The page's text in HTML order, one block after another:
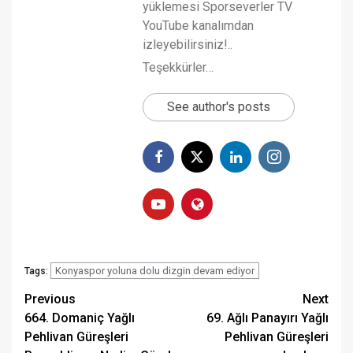
yüklemesi Sporseverler TV
YouTube kanalımdan
izleyebilirsiniz!..
Teşekkürler…
See author's posts
Tags: Konyaspor yoluna dolu dizgin devam ediyor
Post
navigation
Previous
664. Domaniç Yağlı
Pehlivan Güreşleri
Next
69. Ağlı Panayırı Yağlı
Pehlivan Güreşleri